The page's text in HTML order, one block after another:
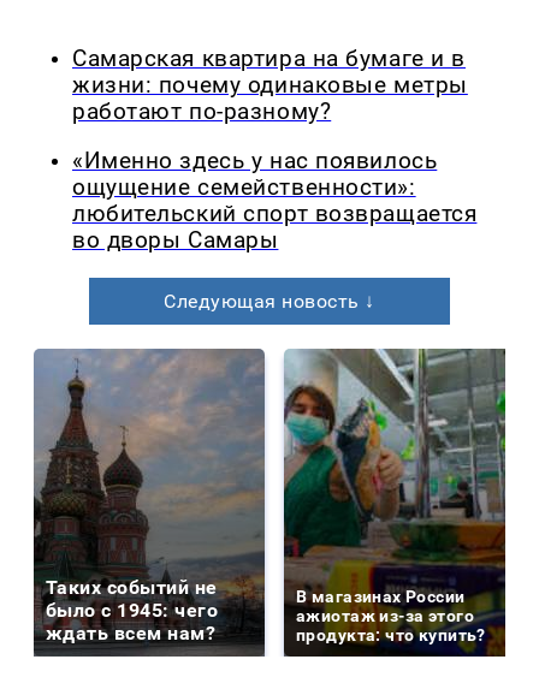
Самарская квартира на бумаге и в
жизни: почему одинаковые метры
работают по-разному?
«Именно здесь у нас появилось
ощущение семейственности»:
любительский спорт возвращается
во дворы Самары
Следующая новость ↓
Таких событий не
было с 1945: чего
ждать всем нам?
В магазинах России
ажиотаж из-за этого
продукта: что купить?